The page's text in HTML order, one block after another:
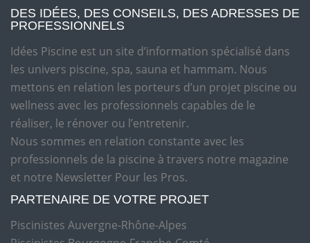
DES IDÉES, DES CONSEILS, DES ADRESSES DE
PROFESSIONNELS
Idées Piscine est un site d’information spécialisé dans
les univers piscine, spa, sauna et hammam. Nous
mettons en relation les porteurs d’un projet piscine ou
wellness avec les professionnels capables de le
réaliser, le rénover ou l’entretenir.
Nous sommes en relation constante avec les
professionnels de la piscine à travers notre magazine
et notre Newsletter Pour les Pros.
PARTENAIRE DE VOTRE PROJET
Piscinistes Auvergne-Rhône-Alpes